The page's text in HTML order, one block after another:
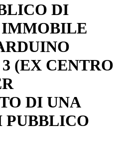
DI
(EX CENTRO
DI UNA